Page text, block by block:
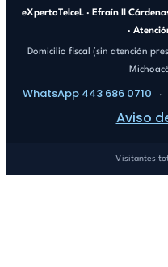
eXpertoTelceL · Efraín II
·
Domicilio fiscal (sin atención
WhatsApp 443 686 0710 ·
Aviso
Visitantes